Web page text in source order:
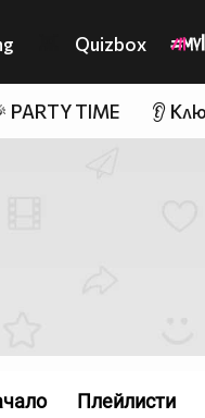
Quizbox
PARTY TIME 👂
Плейлисти